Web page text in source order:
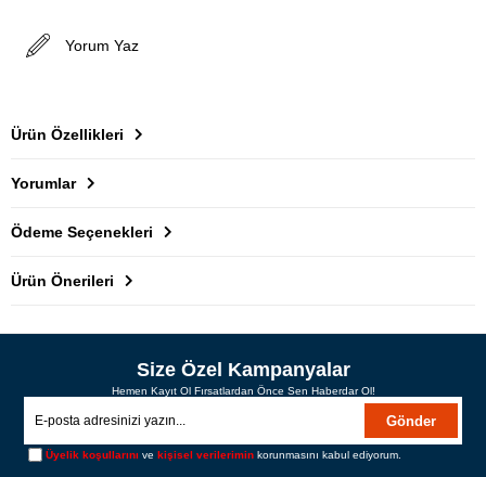
Yorum Yaz
Ürün Özellikleri
Yorumlar
Ödeme Seçenekleri
Ürün Önerileri
Size Özel Kampanyalar
Hemen Kayıt Ol Fırsatlardan Önce Sen Haberdar Ol!
Gönder
Üyelik koşullarını vekişisel verilerimin korunmasını kabul ediyorum.